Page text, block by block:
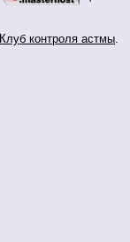
Клуб контроля астмы.